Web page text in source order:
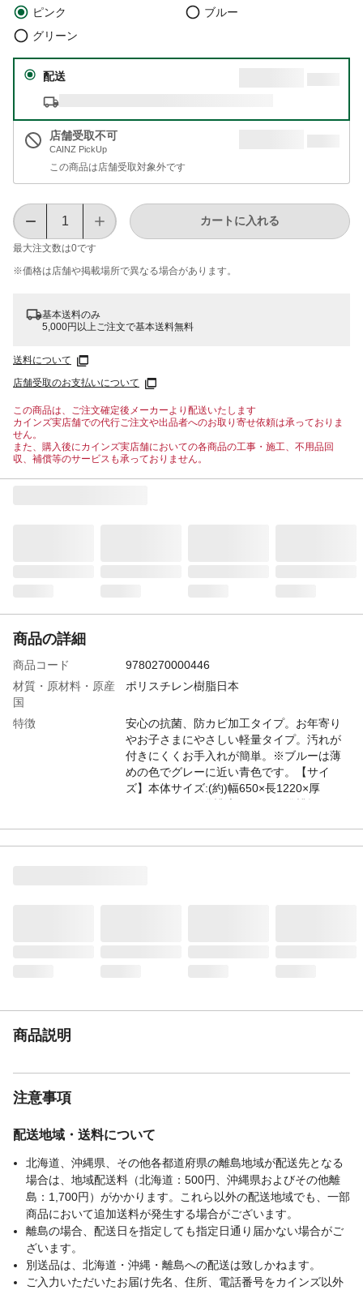
ピンク
ブルー
グリーン
配送
店舗受取不可
CAINZ PickUp
この商品は店舗受取対象外です
最大注文数は0です
カートに入れる
※価格は​店舗や​掲載場所で​異なる​場合が​あります。
基本送料のみ
5,000円以上ご注文で基本送料無料
送料について
店舗受取のお支払いについて
この商品は、ご注文確定後メーカーより配送いたします
カインズ実店舗での代行ご注文や出品者へのお取り寄せ依頼は承っておりま
せん。
また、購入後にカインズ実店舗においての各商品の工事・施工、不用品回
収、補償等のサービスも承っておりません。
商品の詳細
商品コード
9780270000446
材質・原材料・原産
国
ポリスチレン樹脂日本
特徴
安心の抗菌、防カビ加工タイプ。お年寄り
やお子さまにやさしい軽量タイプ。汚れが
付きにくくお手入れが簡単。※ブルーは薄
めの色でグレーに近い青色です。【サイ
ズ】本体サイズ:(約)幅650×長1220×厚
控えてください。風呂水洗錠剤、浴室用洗
製品特性上、気温による伸縮で若干の寸法
JANコード
4962619033298
商品説明
注意事項
配送地域・送料について
北海道、沖縄県、その他各都道府県の離島地域が配送先となる
場合は、地域配送料（北海道：500円、沖縄県およびその他離
島：1,700円）がかかります。これら以外の配送地域でも、一部
商品において追加送料が発生する場合がございます。
離島の場合、配送日を指定しても指定日通り届かない場合がご
ざいます。
別送品は、北海道・沖縄・離島への配送は致しかねます。
ご入力いただいたお届け先名、住所、電話番号をカインズ以外